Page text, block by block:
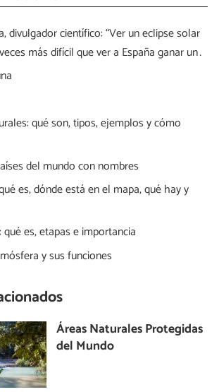
divulgador científico: “Ver un eclipse solar
más difícil que ver a España ganar un
qué son, tipos, ejemplos y cómo
del mundo con nombres
es, dónde está en el mapa, qué hay y
es, etapas e importancia
y sus funciones
Áreas Naturales Protegidas
del Mundo